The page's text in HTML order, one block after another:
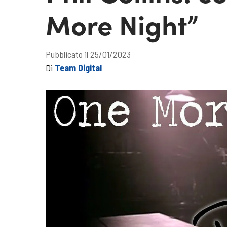
More Night”
Pubblicato il 25/01/2023
Di Team Digital